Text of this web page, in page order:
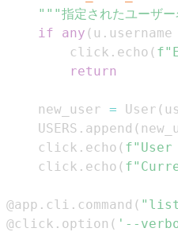
"""指定されたユーザ
if
any ( u . username
        click
. echo (
return
    new_user
= User (
    USERS
. append (
    click
. echo (
    click
. echo (
@app . cli . command (
@click . option ( '--